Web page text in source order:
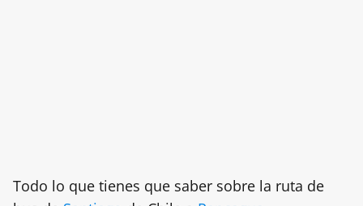
Todo lo que tienes que saber sobre la ruta de